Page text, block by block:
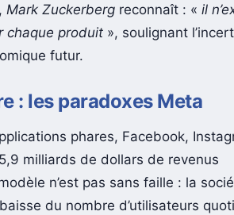
Mark Zuckerberg reconnaît : « il
chaque produit », soulignant
futur.
: les paradoxes Meta
phares, Facebook,
milliards de dollars de revenus
n’est pas sans faille : la
du nombre d’utilisateurs